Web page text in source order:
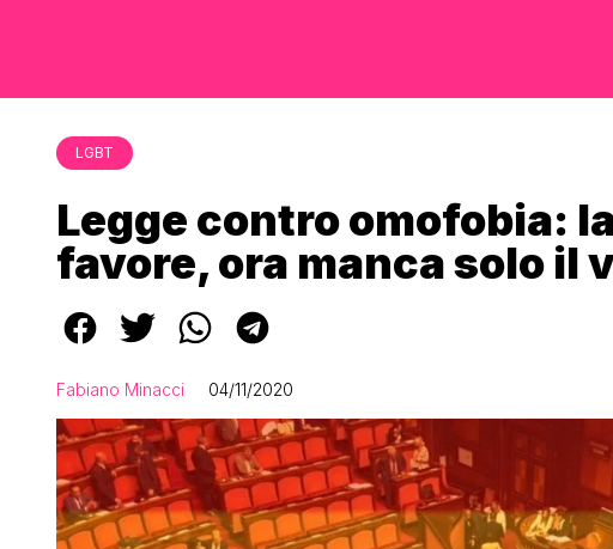
LGBT
Legge contro omofobia:
favore, ora manca solo il
Fabiano Minacci 04/11/2020